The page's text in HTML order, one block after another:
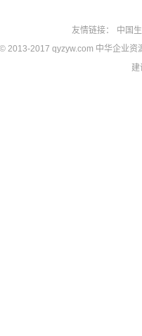
友情链接：
中国
2013-2017 qyzyw.com 中华企业资